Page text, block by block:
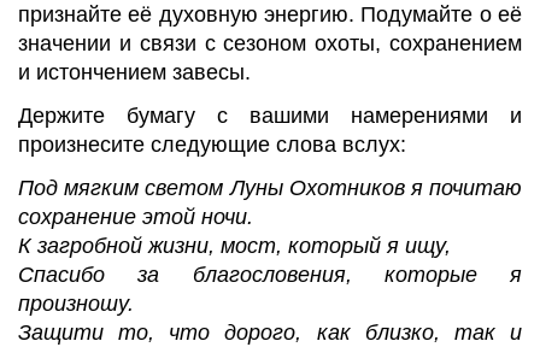
признайте её духовную энергию. Подумайте о её
значении и связи с сезоном охоты, сохранением
и истончением завесы.
Держите бумагу с вашими намерениями и
произнесите следующие слова вслух:
Под мягким светом Луны Охотников я почитаю
сохранение этой ночи.
К загробной жизни, мост, который я ищу,
Спасибо за благословения, которые я
произношу.
Защити то, что дорого, как близко, так и